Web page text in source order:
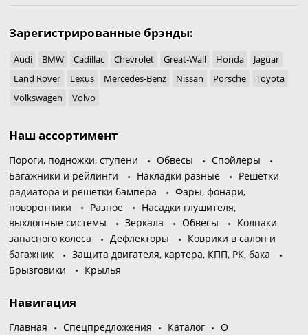
Зарегистрированные брэнды:
Audi BMW Cadillac Chevrolet Great-Wall Honda
Jaguar
Land Rover
Lexus Mercedes-Benz Nissan Porsche
Toyota
Volkswagen
Volvo
Наш ассортимент
Пороги, подножки, ступени Обвесы
Спойлеры
Багажники и рейлинги
Накладки разные
Решетки
радиатора и решетки бампера
Фары, фонари,
поворотники
Разное
Насадки глушителя,
выхлопные системы
Зеркала Обвесы
Колпаки
запасного колеса
Дефлекторы
Коврики в салон и
багажник
Защита двигателя, картера, КПП, РК, бака
Брызговики
Крылья
Навигация
Главная Спецпредложения Каталог
О